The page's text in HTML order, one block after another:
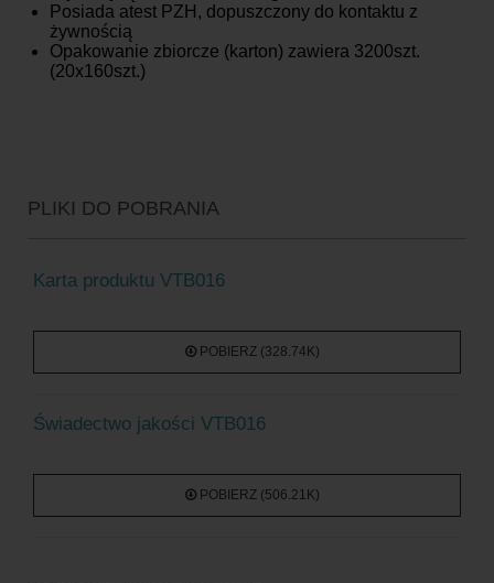
Posiada atest PZH, dopuszczony do kontaktu z
żywnością
Opakowanie zbiorcze (karton) zawiera 3200szt.
(20x160szt.)
PLIKI DO POBRANIA
Karta produktu VTB016
POBIERZ (328.74K)
Świadectwo jakości VTB016
POBIERZ (506.21K)